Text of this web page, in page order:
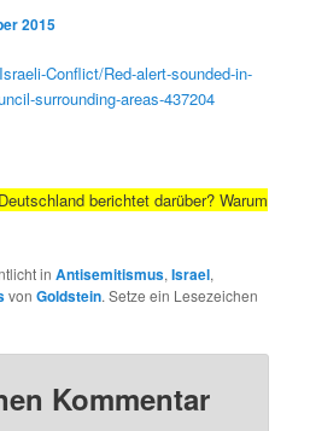
2015
Conflict/Red-alert-sounded-in-
surrounding-areas-437204
berichtet darüber? Warum
inAntisemitismus,Israel,
vonGoldstein. Setze ein Lesezeichen
Kommentar